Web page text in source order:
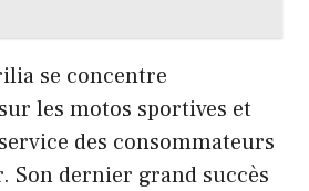
se concentre
les motos sportives et
des consommateurs
Son dernier grand succès